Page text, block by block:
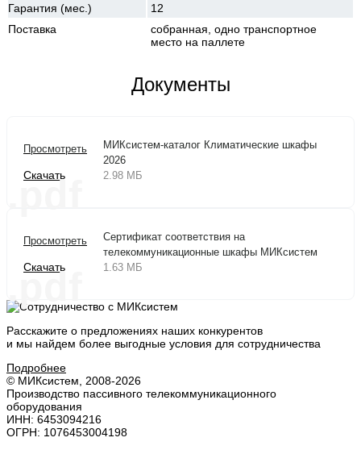
Гарантия (мес.)
12
Поставка
собранная, одно транспортное
место на паллете
Документы
Просмотреть
Скачать
МИКсистем-каталог Климатические шкафы
2026
2.98 МБ
.pdf
Просмотреть
Скачать
Сертификат соответствия на
телекоммуникационные шкафы МИКсистем
1.63 МБ
.pdf
Расскажите о предложениях наших конкурентов
и мы найдем более выгодные условия для сотрудничества
Подробнее
© МИКсистем, 2008-2026
Производство пассивного телекоммуникационного
оборудования
ИНН: 6453094216
ОГРН: 1076453004198